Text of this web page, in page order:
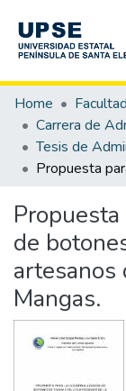
Communities &
All of DSpace
Statistics
Home
de
artesanos
Mangas.